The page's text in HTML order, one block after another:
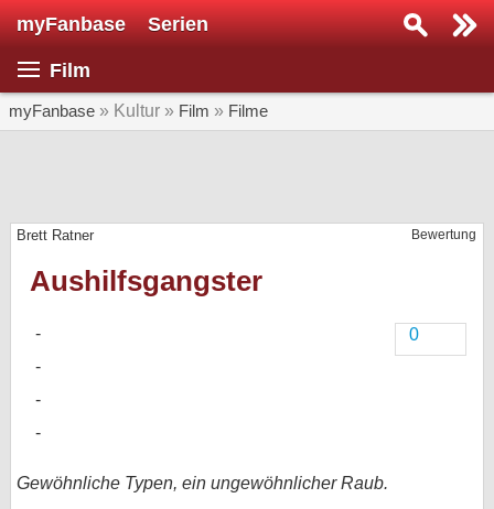
myFanbase Serien
Film
myFanbase » Kultur » Film » Filme
Bewertung
Brett Ratner
Aushilfsgangster
0
Gewöhnliche Typen, ein ungewöhnlicher Raub.
Serie suchen...
SERIEN
Veranstaltungen
Forum